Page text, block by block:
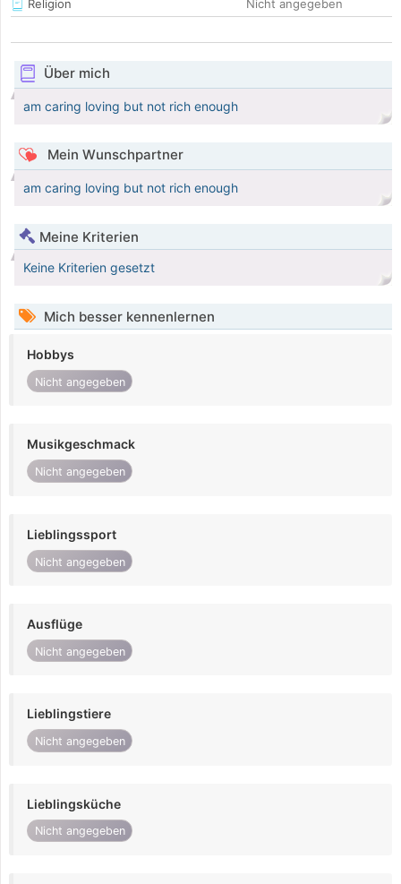
Religion
Nicht angegeben
Über mich
am caring loving but not rich enough
Mein Wunschpartner
am caring loving but not rich enough
Meine Kriterien
Keine Kriterien gesetzt
Mich besser kennenlernen
Hobbys
Nicht angegeben
Musikgeschmack
Nicht angegeben
Lieblingssport
Nicht angegeben
Ausflüge
Nicht angegeben
Lieblingstiere
Nicht angegeben
Lieblingsküche
Nicht angegeben